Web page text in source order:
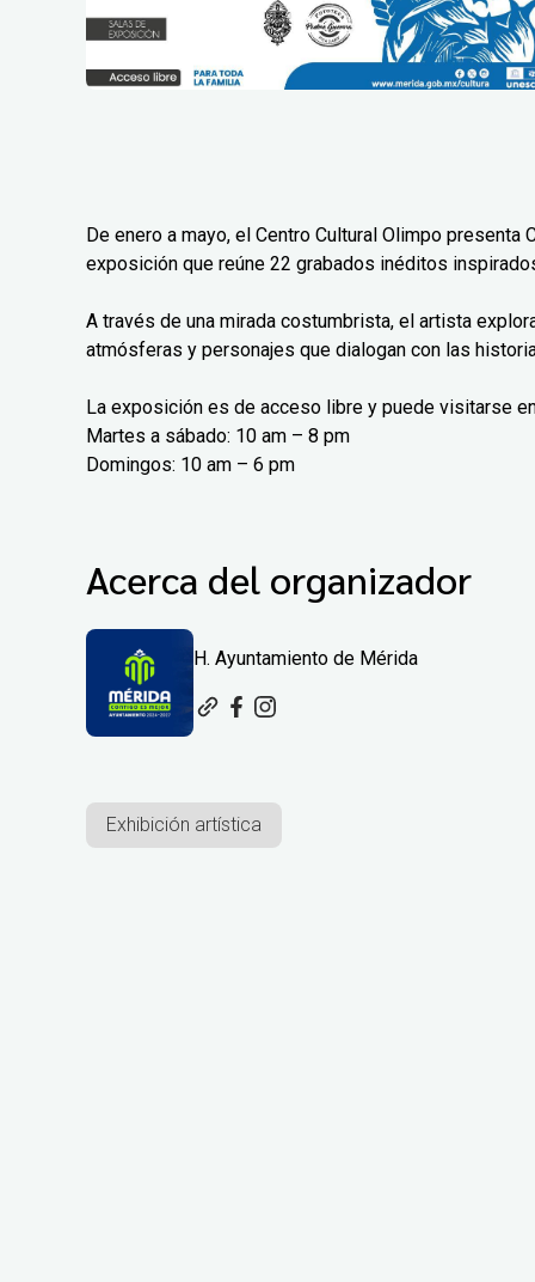
De enero a mayo, el Centro Cultural Olimpo
exposición que reúne 22 grabados inéditos
A través de una mirada costumbrista, el artista
atmósferas y personajes que dialogan con las
La exposición es de acceso libre y puede visitarse
Martes a sábado: 10 am – 8 pm
Domingos: 10 am – 6 pm
Acerca del organizador
H. Ayuntamiento de Mérida
Exhibición artística